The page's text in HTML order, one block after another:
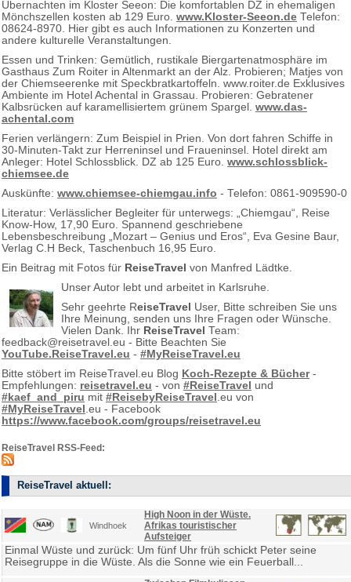
Übernachten im Kloster Seeon: Die komfortablen DZ in ehemaligen
Mönchszellen kosten ab 129 Euro. www.Kloster-Seeon.de Telefon:
08624-8970. Hier gibt es auch Informationen zu Konzerten und
andere kulturelle Veranstaltungen.
Essen und Trinken: Gemütlich, rustikale Biergartenatmosphäre im
Gasthaus Zum Roiter in Altenmarkt an der Alz. Probieren; Matjes von
der Chiemseerenke mit Speckbratkartoffeln. www.roiter.de Exklusives
Ambiente im Hotel Achental in Grassau. Probieren: Gebratener
Kalbsrücken auf karamellisiertem grünem Spargel. www.das-
achental.com
Ferien verlängern: Zum Beispiel in Prien. Von dort fahren Schiffe in
30-Minuten-Takt zur Herreninsel und Fraueninsel. Hotel direkt am
Anleger: Hotel Schlossblick. DZ ab 125 Euro. www.schlossblick-
chiemsee.de
Auskünfte: www.chiemsee-chiemgau.info - Telefon: 0861-909590-0
Literatur: Verlässlicher Begleiter für unterwegs: „Chiemgau“, Reise
Know-How, 17,90 Euro. Spannend geschriebene
Lebensbeschreibung „Mozart – Genius und Eros“, Eva Gesine Baur,
Verlag C.H Beck, Taschenbuch 16,95 Euro.
Ein Beitrag mit Fotos für ReiseTravel von Manfred Lädtke.
Unser Autor lebt und arbeitet in Karlsruhe.
Sehr geehrte ReiseTravel User, Bitte schreiben Sie uns
Ihre Meinung, senden uns Ihre Fragen oder Wünsche.
Vielen Dank. Ihr ReiseTravel Team:
feedback@reisetravel.eu - Bitte Beachten Sie
YouTube.ReiseTravel.eu - #MyReiseTravel.eu
Bitte stöbert im ReiseTravel.eu Blog Koch-Rezepte & Bücher-
Empfehlungen: reisetravel.eu - von #ReiseTravel und
#kaef_and_piru mit #ReisebyReiseTravel .eu von
#MyReiseTravel .eu - Facebook
https://www.facebook.com/groups/reisetravel.eu
ReiseTravel RSS-Feed:
ReiseTravel aktuell:
Windhoek
High Noon in der Wüste.
Afrikas touristischer
Aufsteiger
Einmal Wüste und zurück: Um fünf Uhr früh schickt Peter seine
Reisegruppe in die Wüste. Als die Sonne wie ein Feuerball...